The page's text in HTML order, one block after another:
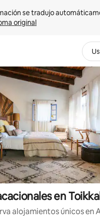
original
en
alojamientos únicos en